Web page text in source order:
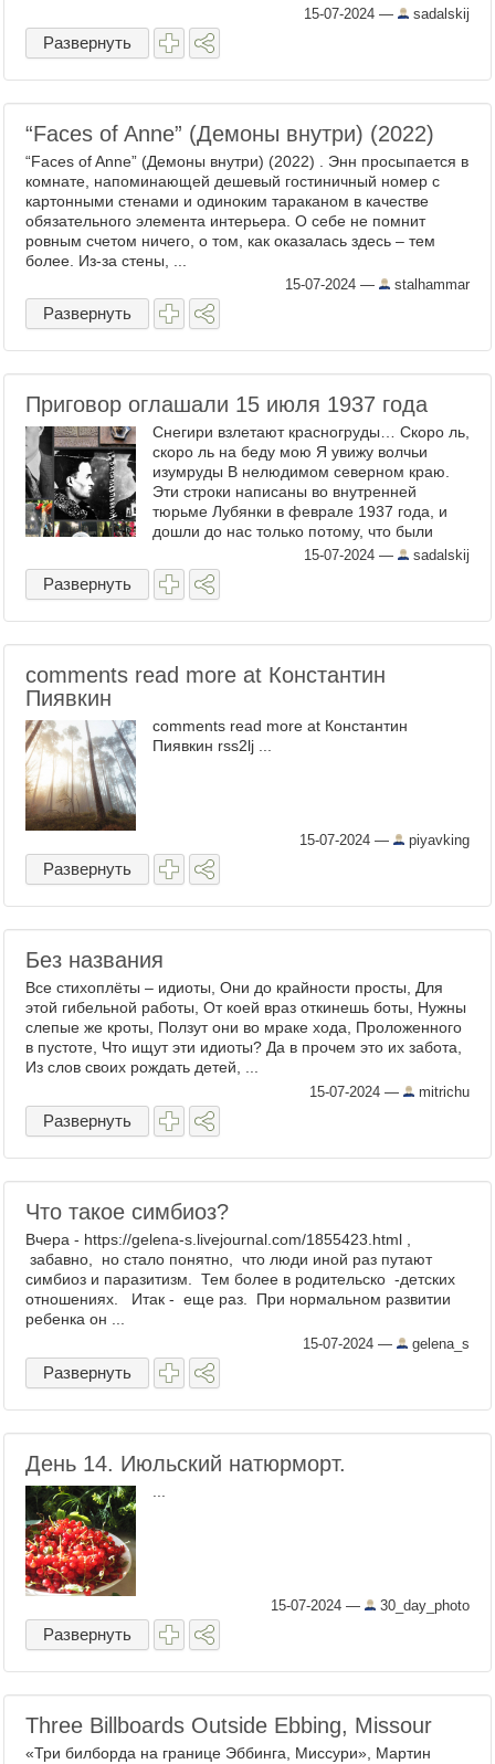
на достижение максимальной
эффективности в работе. Еще ...
15-07-2024 — sadalskij
Развернуть
“Faces of Anne” (Демоны внутри) (2022)
“Faces of Anne” (Демоны внутри) (2022) . Энн просыпается в
комнате, напоминающей дешевый гостиничный номер с
картонными стенами и одиноким тараканом в качестве
обязательного элемента интерьера. О себе не помнит
ровным счетом ничего, о том, как оказалась здесь – тем
более. Из-за стены, ...
15-07-2024 — stalhammar
Развернуть
Приговор оглашали 15 июля 1937 года
Снегири взлетают красногруды… Скоро ль,
скоро ль на беду мою Я увижу волчьи
изумруды В нелюдимом северном краю.
Эти строки написаны во внутренней
тюрьме Лубянки в феврале 1937 года, и
дошли до нас только потому, что были
запротоколированы следователем
Илюшенко во время допроса Павла ...
15-07-2024 — sadalskij
Развернуть
comments read more at Константин
Пиявкин
comments read more at Константин
Пиявкин rss2lj ...
15-07-2024 — piyavking
Развернуть
Без названия
Все стихоплёты – идиоты, Они до крайности просты, Для
этой гибельной работы, От коей враз откинешь боты, Нужны
слепые же кроты, Ползут они во мраке хода, Проложенного
в пустоте, Что ищут эти идиоты? Да в прочем это их забота,
Из слов своих рождать детей, ...
15-07-2024 — mitrichu
Развернуть
Что такое симбиоз?
Вчера - https://gelena-s.livejournal.com/1855423.html ,
забавно, но стало понятно, что люди иной раз путают
симбиоз и паразитизм. Тем более в родительско -детских
отношениях. Итак - еще раз. При нормальном развитии
ребенка он ...
15-07-2024 — gelena_s
Развернуть
День 14. Июльский натюрморт.
15-07-2024 — 30_day_photo
Развернуть
Three Billboards Outside Ebbing, Missour
«Три билборда на границе Эббинга, Миссури», Мартин